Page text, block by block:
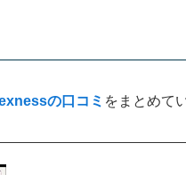
の口コミ をまとめて